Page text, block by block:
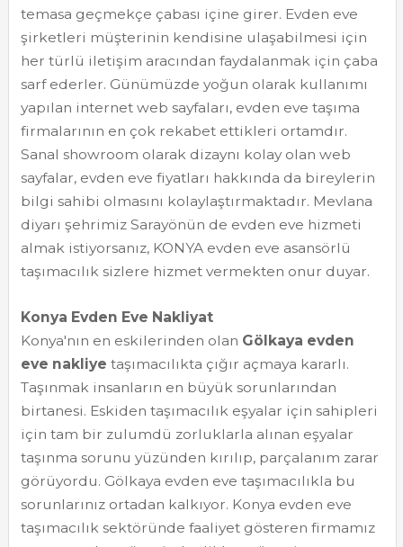
temasa geçmekçe çabası içine girer. Evden eve
şirketleri müşterinin kendisine ulaşabilmesi için
her türlü iletişim aracından faydalanmak için çaba
sarf ederler. Günümüzde yoğun olarak kullanımı
yapılan internet web sayfaları, evden eve taşıma
firmalarının en çok rekabet ettikleri ortamdır.
Sanal showroom olarak dizaynı kolay olan web
sayfalar, evden eve fiyatları hakkında da bireylerin
bilgi sahibi olmasını kolaylaştırmaktadır. Mevlana
diyarı şehrimiz Sarayönün de evden eve hizmeti
almak istiyorsanız, KONYA evden eve asansörlü
taşımacılık sizlere hizmet vermekten onur duyar.
Konya Evden Eve Nakliyat
Konya'nın en eskilerinden olan Gölkaya evden
eve nakliye taşımacılıkta çığır açmaya kararlı.
Taşınmak insanların en büyük sorunlarından
birtanesi. Eskiden taşımacılık eşyalar için sahipleri
için tam bir zulumdü zorluklarla alınan eşyalar
taşınma sorunu yüzünden kırılıp, parçalanım zarar
görüyordu. Gölkaya evden eve taşımacılıkla bu
sorunlarınız ortadan kalkıyor. Konya evden eve
taşımacılık sektöründe faaliyet gösteren firmamız